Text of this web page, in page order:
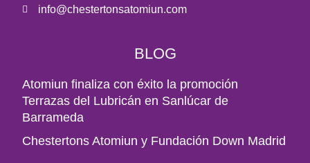
info@chestertonsatomiun.com
BLOG
Atomiun finaliza con éxito la promoción
Terrazas del Lubricán en Sanlúcar de
Barrameda
Chestertons Atomiun y Fundación Down Madrid